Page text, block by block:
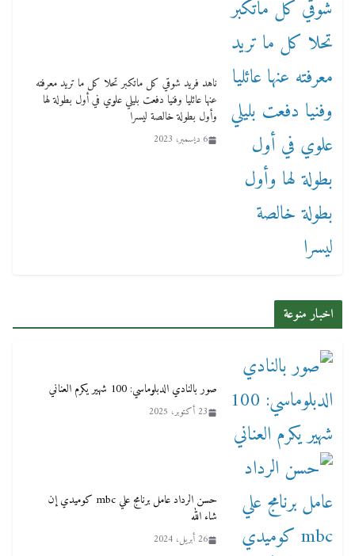
ناهد فريد شوقي كل ماتكبر تحلا كل ما تريد معرفته
عنها عائليا وفنيا دفعت بليلي علوي في أول بطولة لها
وأول بطولة خالصة ليسرا
6 ديسمبر، 2023
اخبار منوعة
صور بالنادي الدبلوماسي: 100 شهير يكرم العناني
23 أكتوبر، 2025
حسن الرداد عامل برنامج علي mbc كوميدي إن
شاء الله
26 أبريل، 2024